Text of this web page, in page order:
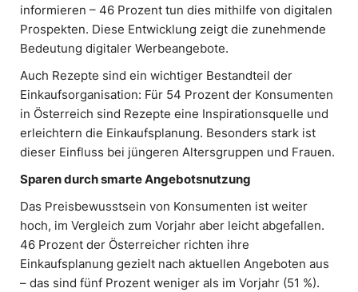
informieren – 46 Prozent tun dies mithilfe von digitalen
Prospekten. Diese Entwicklung zeigt die zunehmende
Bedeutung digitaler Werbeangebote.
Auch Rezepte sind ein wichtiger Bestandteil der
Einkaufsorganisation: Für 54 Prozent der Konsumenten
in Österreich sind Rezepte eine Inspirationsquelle und
erleichtern die Einkaufsplanung. Besonders stark ist
dieser Einfluss bei jüngeren Altersgruppen und Frauen.
Sparen durch smarte Angebotsnutzung
Das Preisbewusstsein von Konsumenten ist weiter
hoch, im Vergleich zum Vorjahr aber leicht abgefallen.
46 Prozent der Österreicher richten ihre
Einkaufsplanung gezielt nach aktuellen Angeboten aus
– das sind fünf Prozent weniger als im Vorjahr (51 %).